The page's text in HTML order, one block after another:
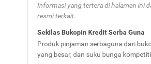
Informasi yang tertera di halaman ini
resmi terkait.
Sekilas Bukopin Kredit Serba Guna
Produk pinjaman serbaguna dari
yang besar, dan suku bunga